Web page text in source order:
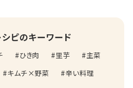
ピのキーワード
ひき肉 里芋
主菜
キムチ×野菜 辛い料理